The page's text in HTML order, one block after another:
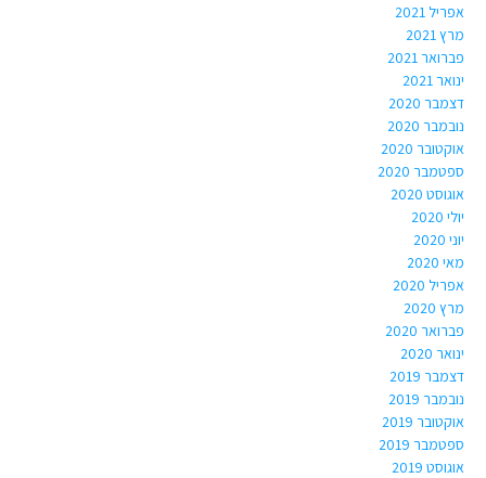
אפריל 2021
מרץ 2021
פברואר 2021
ינואר 2021
דצמבר 2020
נובמבר 2020
אוקטובר 2020
ספטמבר 2020
אוגוסט 2020
יולי 2020
יוני 2020
מאי 2020
אפריל 2020
מרץ 2020
פברואר 2020
ינואר 2020
דצמבר 2019
נובמבר 2019
אוקטובר 2019
ספטמבר 2019
אוגוסט 2019